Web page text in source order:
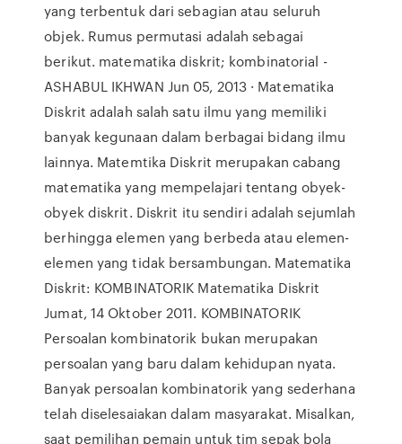
yang terbentuk dari sebagian atau seluruh
objek. Rumus permutasi adalah sebagai
berikut. matematika diskrit; kombinatorial -
ASHABUL IKHWAN Jun 05, 2013 · Matematika
Diskrit adalah salah satu ilmu yang memiliki
banyak kegunaan dalam berbagai bidang ilmu
lainnya. Matemtika Diskrit merupakan cabang
matematika yang mempelajari tentang obyek-
obyek diskrit. Diskrit itu sendiri adalah sejumlah
berhingga elemen yang berbeda atau elemen-
elemen yang tidak bersambungan. Matematika
Diskrit: KOMBINATORIK Matematika Diskrit
Jumat, 14 Oktober 2011. KOMBINATORIK
Persoalan kombinatorik bukan merupakan
persoalan yang baru dalam kehidupan nyata.
Banyak persoalan kombinatorik yang sederhana
telah diselesaiakan dalam masyarakat. Misalkan,
saat pemilihan pemain untuk tim sepak bola